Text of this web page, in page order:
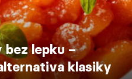
lepku –
klasiky